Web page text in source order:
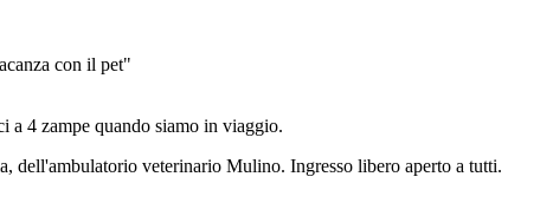
con il pet"
a 4 zampe quando siamo in viaggio.
dell'ambulatorio veterinario Mulino. Ingresso libero aperto a tutti.